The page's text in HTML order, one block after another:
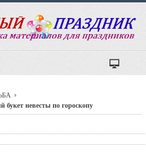
букет невесты по гороскопу